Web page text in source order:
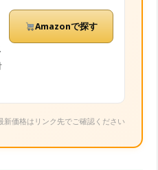
Amazonで探す
価格はリンク先でご確認ください